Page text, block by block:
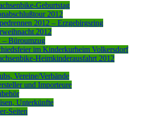
Geburtstag
2012
2012 – Erzgebirgsring
2012
– Büroumzug
im Kinderkurheim Volkersdorf
Heimkinderausfahrt 2012
Vereine/Verbände
und Importeure
Unterkünfte
Seiten